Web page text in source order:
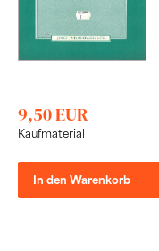
9,50 EUR
Kaufmaterial
In den Warenkorb